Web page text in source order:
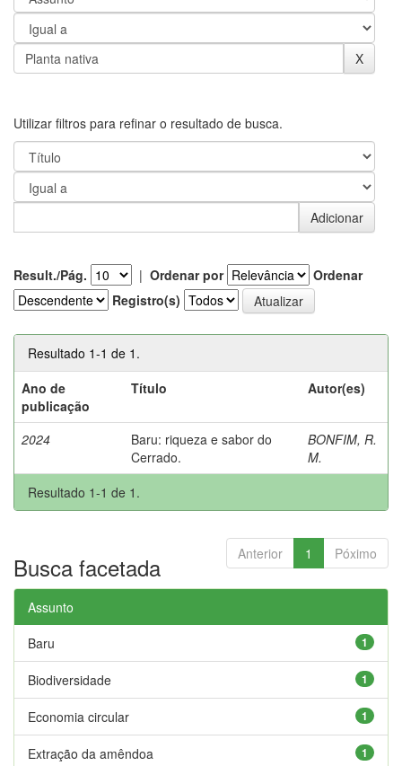
Utilizar filtros para refinar o resultado de busca.
Result./Pág. | Ordenar por
Ordenar
Registro(s)
Resultado 1-1 de 1.
Ano de
publicação
Título Autor(es)
2024
Baru: riqueza e sabor do
Cerrado.
BONFIM, R.
M.
Resultado 1-1 de 1.
Anterior 1 Póximo
Busca facetada
Assunto
1
Baru
1
Biodiversidade
1
Economia circular
1
Extração da amêndoa